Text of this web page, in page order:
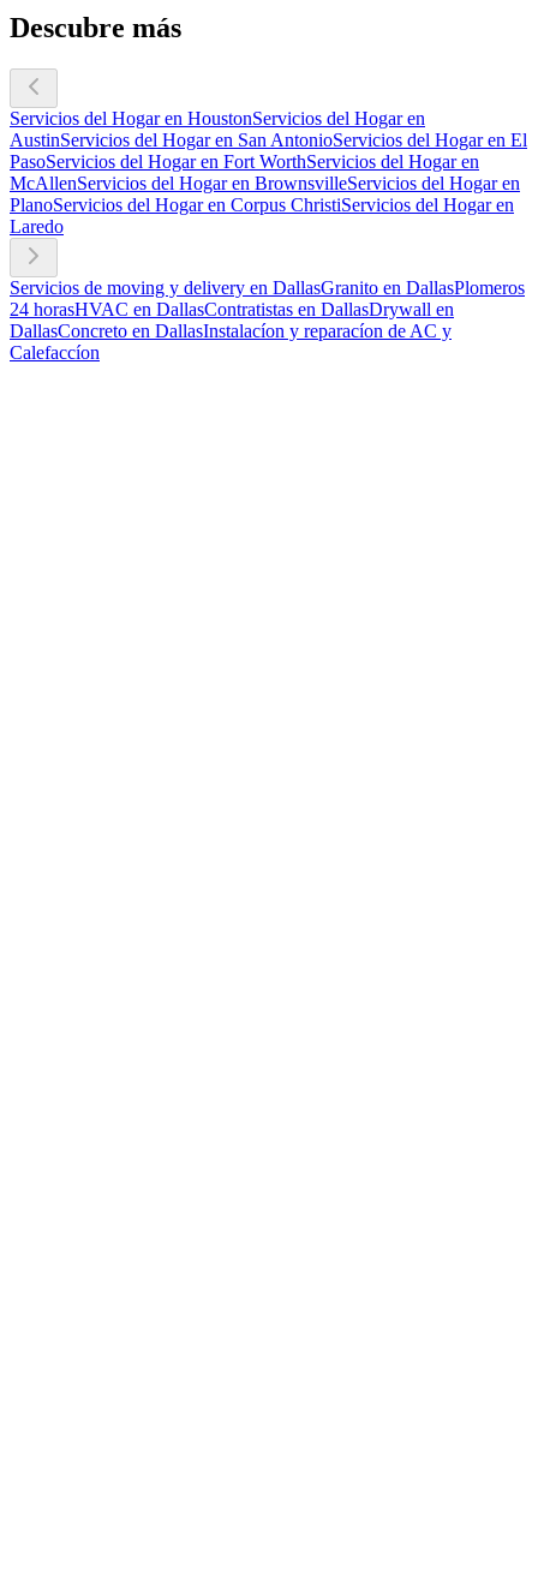
Descubre más
Servicios del Hogar en HoustonServicios del Hogar en
AustinServicios del Hogar en San AntonioServicios del Hogar en El
PasoServicios del Hogar en Fort WorthServicios del Hogar en
McAllenServicios del Hogar en BrownsvilleServicios del Hogar en
PlanoServicios del Hogar en Corpus ChristiServicios del Hogar en
Laredo
Servicios de moving y delivery en DallasGranito en DallasPlomeros
24 horasHVAC en DallasContratistas en DallasDrywall en
DallasConcreto en DallasInstalacíon y reparacíon de AC y
Calefaccíon